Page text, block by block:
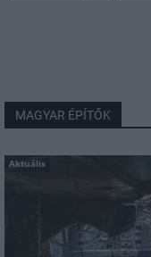
MAGYAR ÉPÍTŐK
Aktuális